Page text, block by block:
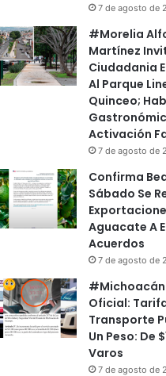
7 de agosto de
#Morelia
Martínez
Ciudadania
Al Parque
Quinceo;
Activación
7 de agosto de
Confirma
Sábado Se
Aguacate A
Acuerdos
7 de agosto de
#Michoacán
Oficial:
Transporte
Un Peso: De
Varos
7 de agosto de